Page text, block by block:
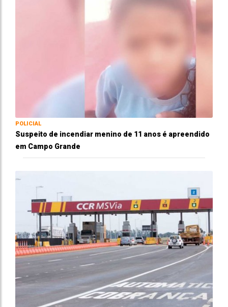
POLICIAL
Suspeito de incendiar menino de 11 anos é apreendido
em Campo Grande